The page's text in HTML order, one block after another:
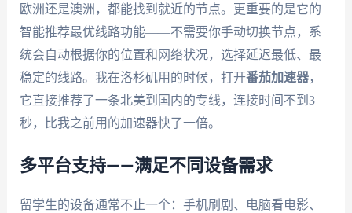
欧洲还是澳洲，都能找到就近的节点。更重要的是它的
智能推荐最优线路功能——不需要你手动切换节点，系
统会自动根据你的位置和网络状况，选择延迟最低、最
稳定的线路。我在洛杉矶用的时候，打开番茄加速器，
它直接推荐了一条北美到国内的专线，连接时间不到3
秒，比我之前用的加速器快了一倍。
多平台支持——满足不同设备需求
留学生的设备通常不止一个：手机刷剧、电脑看电影、